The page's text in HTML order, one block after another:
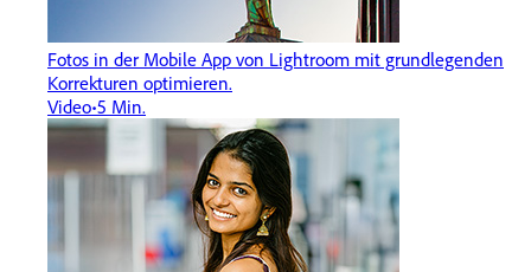
Fotos in der Mobile App von Lightroom mit grundlegenden
Korrekturen optimieren.
Video 5 Min.